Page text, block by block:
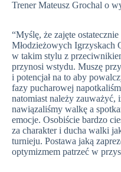
Trener Mateusz Grochal o
“Myślę, że zajęte ostatecznie
Młodzieżowych Igrzyskach
w takim stylu z
przynosi wstydu. Muszę
i potencjał na to aby
fazy pucharowej
natomiast należy zauważyć,
nawiązaliśmy walkę a
emocje. Osobiście bardzo
za charakter i ducha walki
turnieju. Postawa jaką
optymizmem patrzeć w